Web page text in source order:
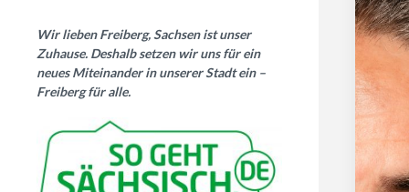
Wir lieben Freiberg, Sachsen ist unser
Zuhause. Deshalb setzen wir uns für ein
neues Miteinander in unserer Stadt ein –
Freiberg für alle.